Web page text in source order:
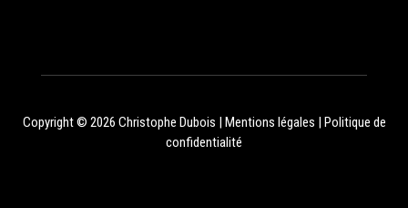
Copyright © 2026 Christophe Dubois | Mentions légales | Politique de
confidentialité